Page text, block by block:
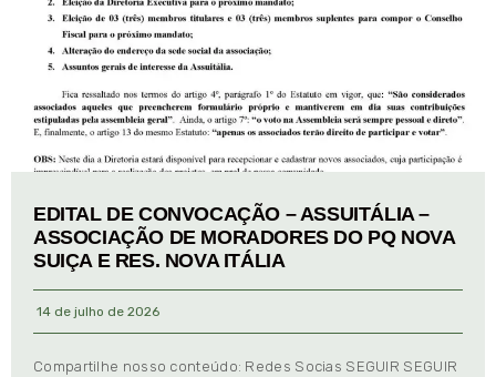
EDITAL DE CONVOCAÇÃO – ASSUITÁLIA –
ASSOCIAÇÃO DE MORADORES DO PQ NOVA
SUIÇA E RES. NOVA ITÁLIA
14 de julho de 2026
Compartilhe nosso conteúdo: Redes Socias SEGUIR SEGUIR